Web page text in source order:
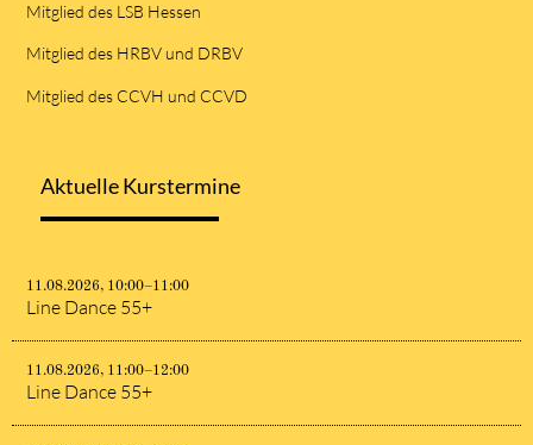
Mitglied des LSB Hessen
Mitglied des HRBV und DRBV
Mitglied des CCVH und CCVD
Aktuelle Kurstermine
11.08.2026, 10:00–11:00
Line Dance 55+
11.08.2026, 11:00–12:00
Line Dance 55+